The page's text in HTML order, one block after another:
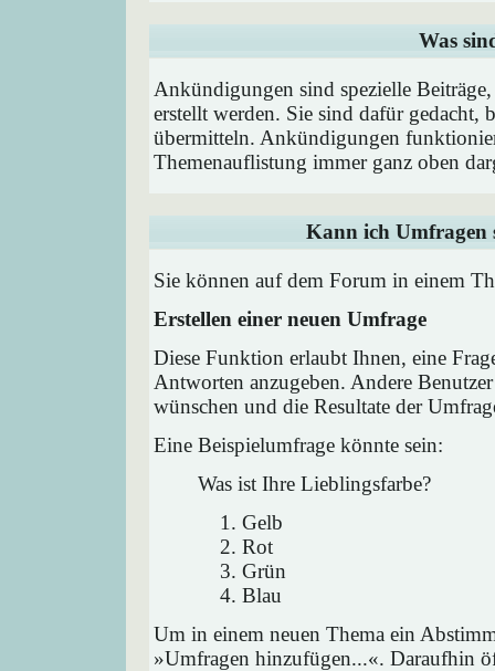
Was
Ankündigungen sind spezielle
erstellt werden. Sie sind dafür gedacht,
übermitteln. Ankündigungen
Themenauflistung immer ganz oben
Kann ich Umfragen
Sie können auf dem Forum in einem
Erstellen einer neuen Umfrage
Diese Funktion erlaubt Ihnen, eine
Antworten anzugeben. Andere
wünschen und die Resultate der
Eine Beispielumfrage könnte sein:
Was ist Ihre Lieblingsfarbe?
Gelb
Rot
Grün
Blau
Um in einem neuen Thema ein
»Umfragen hinzufügen...«. Daraufhin